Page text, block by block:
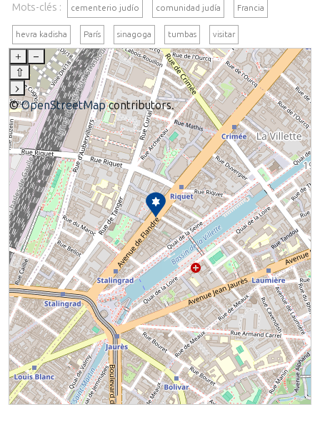
Mots-clés : cementerio judío comunidad judía Francia
hevra kadisha París sinagoga tumbas visitar
+
–
⇧
›
©OpenStreetMapcontributors.